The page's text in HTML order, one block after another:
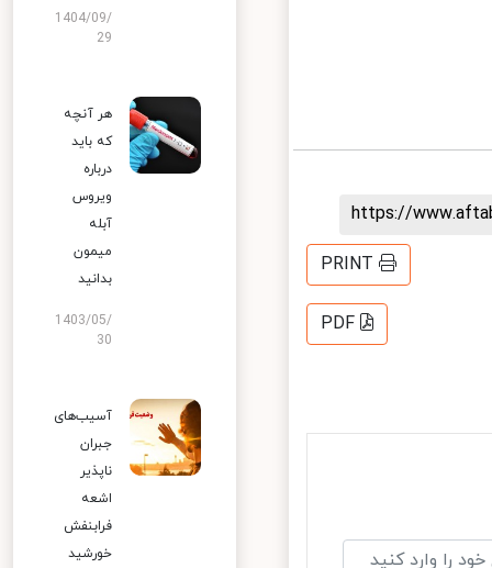
https://
PRINT
PDF
1404/09/
29
هر آنچه
که باید
درباره
ویروس
آبله
میمون
بدانید
1403/05/
30
آسیب‌های
جبران
ناپذیر
اشعه
فرابنفش
خورشید